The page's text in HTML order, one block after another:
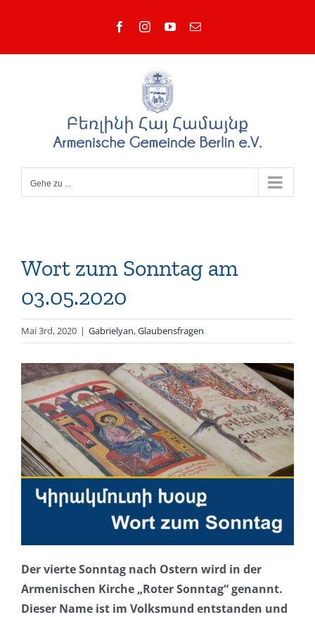
FacebookInstagramYouTube
E-
Gehe zu ...
Wort zum Sonntag am
03.05.2020
Mai 3rd, 2020 | Gabrielyan,Glaubensfragen
Der vierte Sonntag nach Ostern wird in der
Armenischen Kirche „Roter Sonntag“ genannt.
Dieser Name ist im Volksmund entstanden und